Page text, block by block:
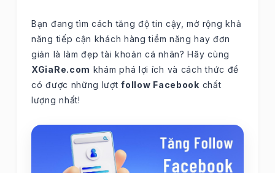
Bạn đang tìm cách tăng độ tin cậy, mở rộng khả
năng tiếp cận khách hàng tiềm năng hay đơn
giản là làm đẹp tài khoản cá nhân? Hãy cùng
XGiaRe.com khám phá lợi ích và cách thức để
có được những lượtfollow Facebook chất
lượng nhất!